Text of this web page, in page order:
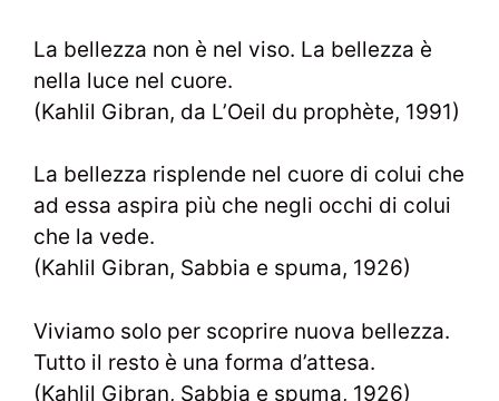
La bellezza non è nel viso. La bellezza è
nella luce nel cuore.
(Kahlil Gibran, da L’Oeil du prophète, 1991)
La bellezza risplende nel cuore di colui che
ad essa aspira più che negli occhi di colui
che la vede.
(Kahlil Gibran, Sabbia e spuma, 1926)
Viviamo solo per scoprire nuova bellezza.
Tutto il resto è una forma d’attesa.
(Kahlil Gibran, Sabbia e spuma, 1926)